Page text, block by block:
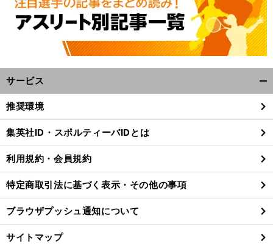
・
。
前
サービス
閉
る
推奨環境
集英社ID・スポルティーバIDとは
利用規約・会員規約
特定商取引法に基づく表示・その他の事項
ブラウザプッシュ通知について
サイトマップ